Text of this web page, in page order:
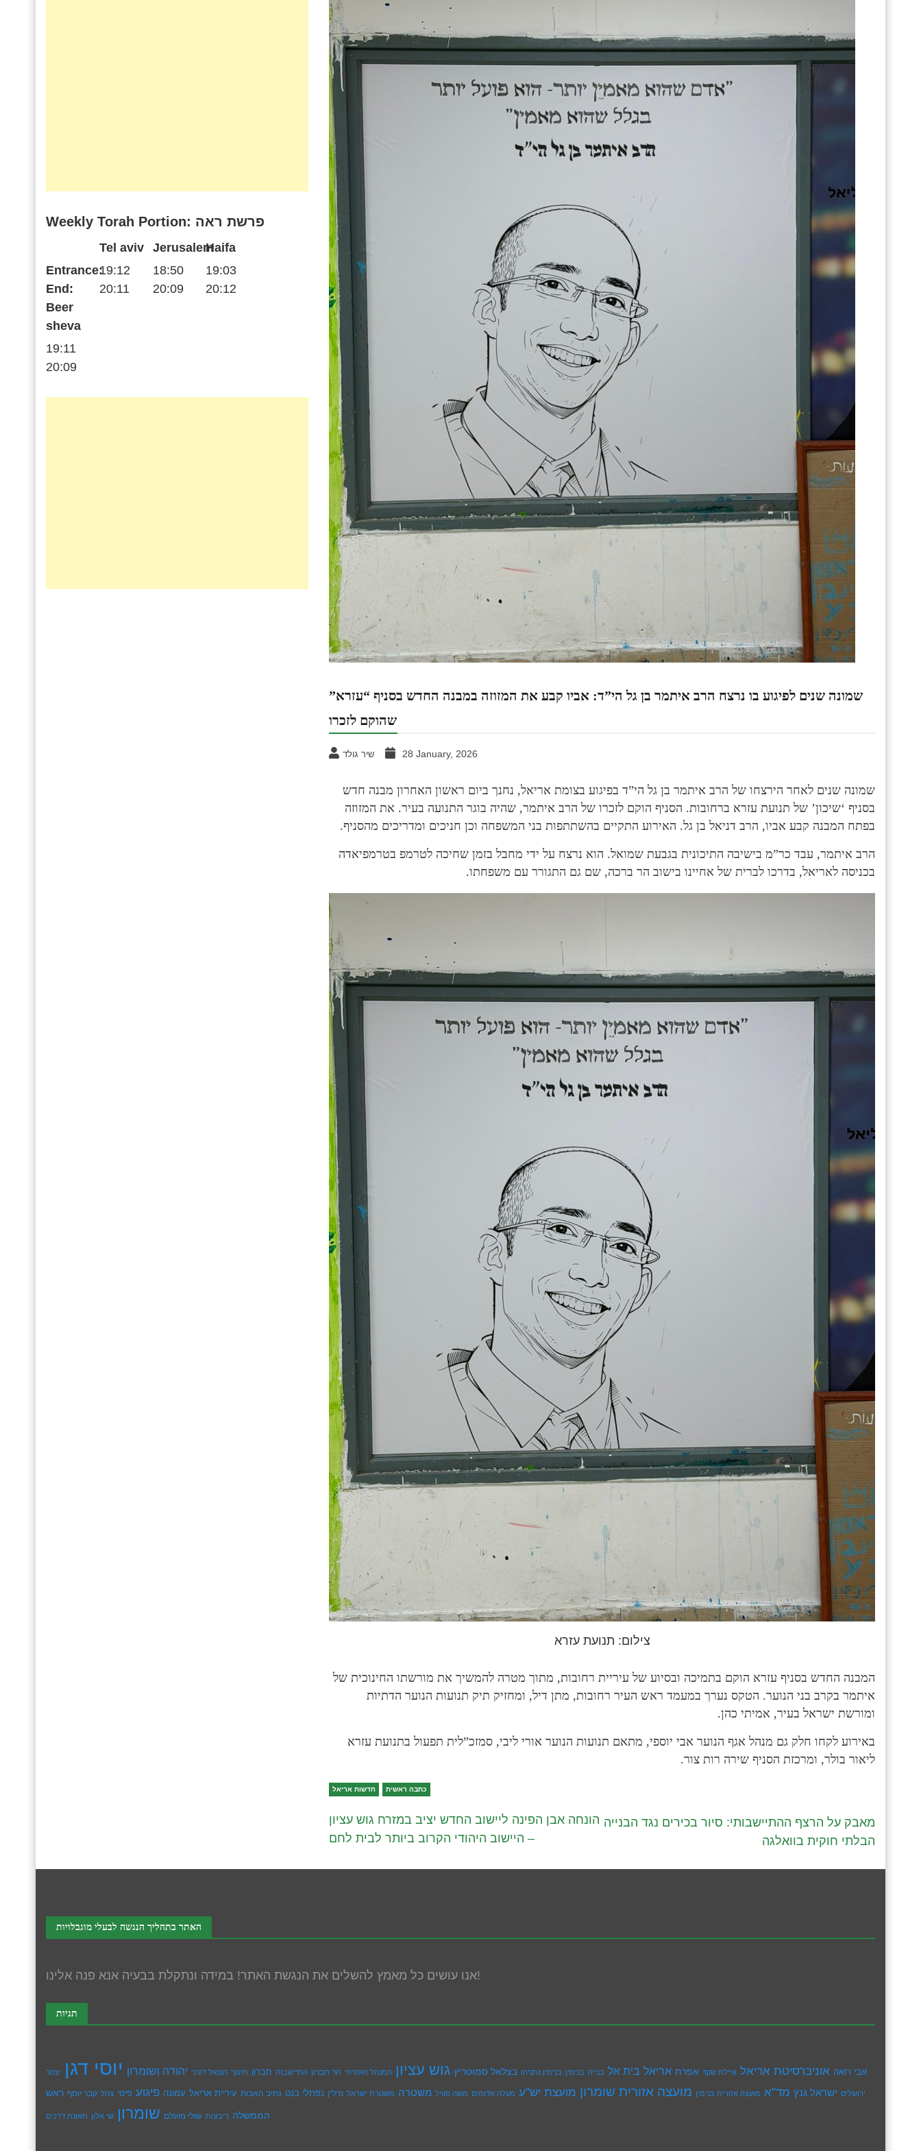
שמונה שנים לפיגוע בו נרצח הרב איתמר בן גל הי”ד: אביו קבע את המזוזה במבנה החדש בסניף “עזרא”
שהוקם לזכרו
שיר גולד 28 January, 2026
שמונה שנים לאחר הירצחו של הרב איתמר בן גל הי”ד בפיגוע בצומת אריאל, נחנך ביום ראשון האחרון מבנה חדש
בסניף ‘שיכון’ של תנועת עזרא ברחובות. הסניף הוקם לזכרו של הרב איתמר, שהיה בוגר התנועה בעיר. את המזוזה
בפתח המבנה קבע אביו, הרב דניאל בן גל. האירוע התקיים בהשתתפות בני המשפחה וכן חניכים ומדריכים מהסניף.
הרב איתמר, עבד כר”מ בישיבה התיכונית בגבעת שמואל. הוא נרצח על ידי מחבל בזמן שחיכה לטרמפ בטרמפיאדה
בכניסה לאריאל, בדרכו לברית של אחיינו בישוב הר ברכה, שם גם התגורר עם משפחתו.
צילום: תנועת עזרא
המבנה החדש בסניף עזרא הוקם בתמיכה ובסיוע של עיריית רחובות, מתוך מטרה להמשיך את מורשתו החינוכית של
איתמר בקרב בני הנוער. הטקס נערך במעמד ראש העיר רחובות, מתן דיל, ומחזיק תיק תנועות הנוער הדתיות
ומורשת ישראל בעיר, אמיתי כהן.
באירוע לקחו חלק גם מנהל אגף הנוער אבי יוספי, מתאם תנועות הנוער אורי ליבי, סמזכ”לית תפעול בתנועת עזרא
ליאור בולר, ומרכזת הסניף שירה רות צור.
חדשות אריאל כתבה ראשית
הונחה אבן הפינה ליישוב החדש יציב במזרח גוש עציון
– היישוב היהודי הקרוב ביותר לבית לחם
מאבק על הרצף ההתיישבותי: סיור בכירים נגד הבנייה
הבלתי חוקית בוואלגה
Weekly Torah Portion: פרשת ראה
Entrance:
End:
Tel aviv
19:12
20:11
Jerusalem
18:50
20:09
Haifa
19:03
20:12
Beer
sheva
19:11
20:09
האתר בתהליך הנגשה לבעלי מוגבלויות
אנו עושים כל מאמץ להשלים את הנגשת האתר! במידה ונתקלת בבעיה אנא פנה אלינו!
תגיות
אבי רואה אוניברסיטת אריאל איילת שקד אפרת אריאל בית אל בנייה בנימין בנימין נתניהו בצלאל סמוטריץ גוש עציון המנהל האזרחי הר חברון התיישבות חברון חינוך חננאל דורני יהודה ושומרון יוסי דגן יצהר
ירושלים ישראל גנץ מד"א מועצה אזורית בנימין מועצה אזורית שומרון מועצת יש''ע מעלה אדומים משה סוויל משטרה משטרת ישראל נדל''ן נפתלי בנט נתיב האבות עיריית אריאל עמונה פיגוע פינוי צהל קבר יוסף ראש
הממשלה ריבונות שולי מועלם שומרון שי אלון תאונת דרכים